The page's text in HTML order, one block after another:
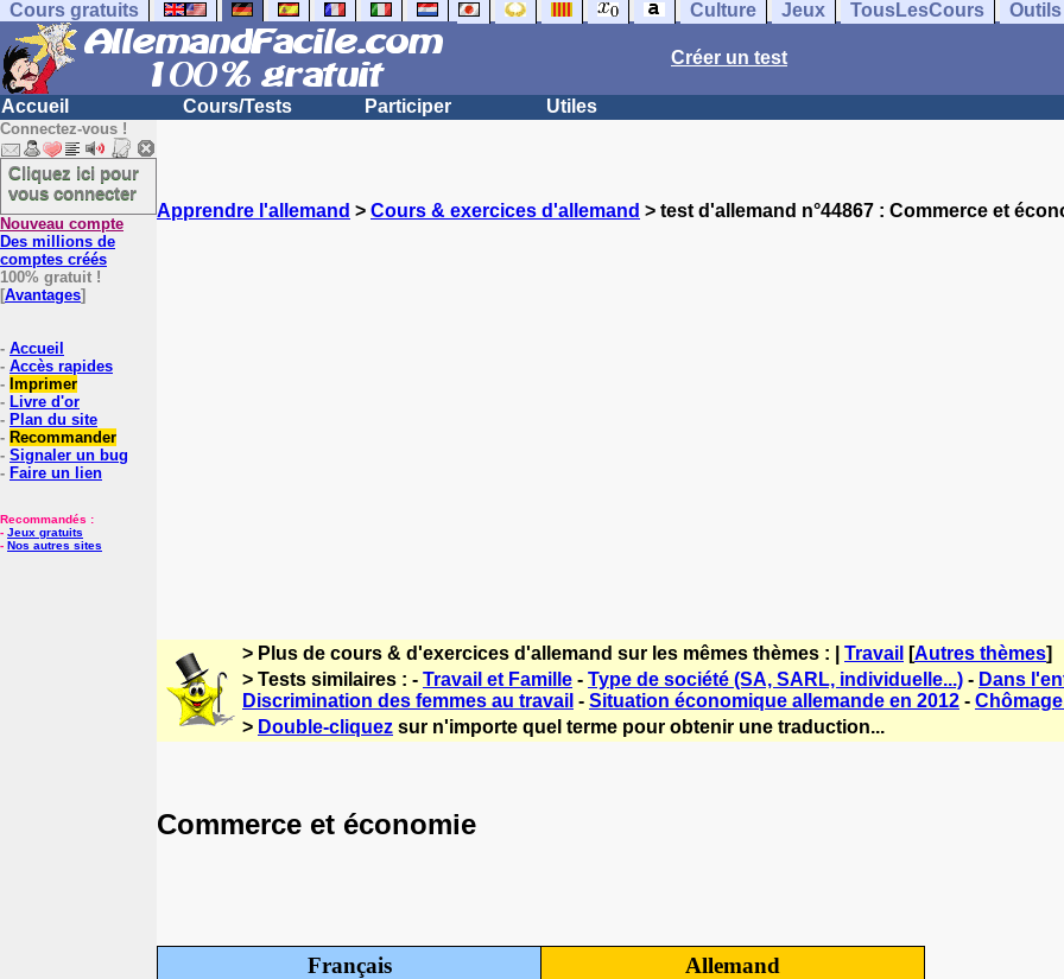
Cours gratuits Culture Jeux TousLesCours Outils
Créer un test
Accueil Cours/Tests Participer Utiles
Connectez-vous !
Cliquez ici pour
vous connecter
Nouveau compte
Des millions de
comptes créés
100% gratuit !
[Avantages]
- Accueil
- Accès rapides
- Imprimer
- Livre d'or
- Plan du site
- Recommander
- Signaler un bug
- Faire un lien
Recommandés :
- Jeux gratuits
- Nos autres sites
Apprendre l'allemand > Cours & exercices d'allemand > test d'allemand n°44867 : Commerce et
> Plus de cours & d'exercices d'allemand sur les mêmes thèmes : | Travail [Autres thèmes]
> Tests similaires : - Travail et Famille - Type de société (SA, SARL, individuelle...) - Dans
Discrimination des femmes au travail - Situation économique allemande en 2012 -
> Double-cliquez sur n'importe quel terme pour obtenir une traduction...
Commerce et économie
Français Allemand